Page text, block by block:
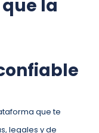
que la
que te
legales y de